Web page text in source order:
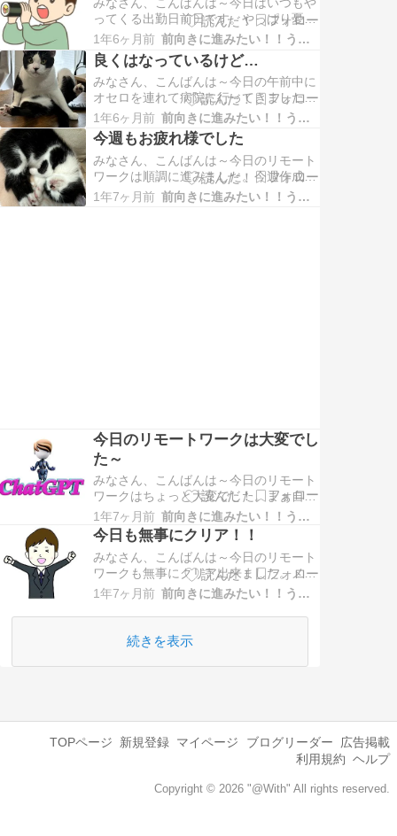
と不安です。
ってくる出勤日前日です。やっぱり憂鬱
です。でも先週よりは少し気持ち楽な感
じです。明日の朝は良い気持ちで出勤出
来るかなぁ？やるべき仕事は結構あるか
ら出勤出来れば順調に進むと思うんです
けどね。そうそう、今日は節分ですね。
自分はずっと2月3日が固定で…
1年6ヶ月前 前向きに進みたい！！うつな自分
良くはなっているけど…
みなさん、こんばんは～今日の午前中に
オセロを連れて病院に行ってきました。
電話予約したので病院に着いたら直ぐに
呼ばれました。まずは先生が触診したり
心臓の音を聴いてくれたり、今日まで変
わりがなかったとか話をしました。まず
は今回の肝臓のチェックをするのに血液
検査をするので自分達は外に出…
1年6ヶ月前 前向きに進みたい！！うつな自分
今週もお疲れ様でした
みなさん、こんばんは～今日のリモート
ワークは順調に進みました。今週作成予
定だったぐるWebアプリの機能も無事に
終了しリリースしました。良かった良か
1年7ヶ月前 前向きに進みたい！！うつな自分
今日のリモートワークは大変でし
た～
みなさん、こんばんは～今日のリモート
ワークはちょっと大変でした。まぁ自分
のスキル不足なんですけどね、判らない
コードがあったのでChatGPTを使ってあ
れやこれやとプロンプトを書いて出てく
るソースを使ってみるけど全く動かな
い…Aという方法をChatGPTが提案して
きて動かすが動かな…
1年7ヶ月前 前向きに進みたい！！うつな自分
今日も無事にクリア！！
みなさん、こんばんは～今日のリモート
ワークも無事にクリア出来ました。メイ
ンだった自社のグループウェアでの不具
合は無事に回収しました、月曜日の段階
では？？？だったのですがリモートワー
クで落ち着いてコードを見ながら良く見
たら意外に簡単でした。前任者のバグも
あったみたいです。そのあとは…
1年7ヶ月前 前向きに進みたい！！うつな自分
続きを表示
TOPページ 新規登録 マイページ ブログリーダー
広告掲載
利用規約 ヘルプ
Copyright © 2026 "@With" All rights reserved.